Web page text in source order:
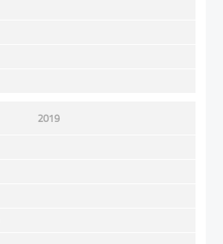
2019